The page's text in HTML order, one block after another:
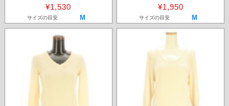
¥1,530
サイズの目安 M
¥1,950
サイズの目安 M